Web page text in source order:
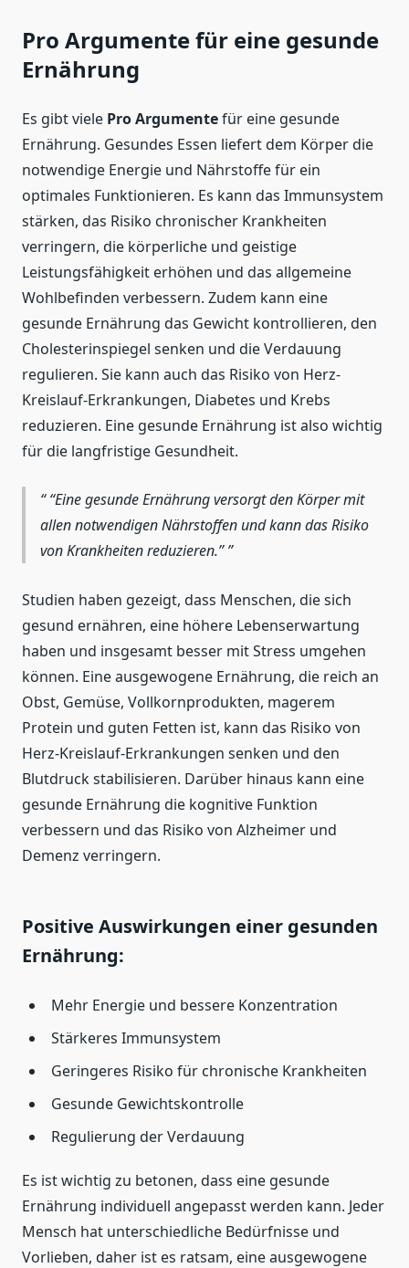
Pro Argumente für eine gesunde
Ernährung
Es gibt viele Pro Argumentefür eine gesunde
Ernährung. Gesundes Essen liefert dem Körper die
notwendige Energie und Nährstoffe für ein
optimales Funktionieren. Es kann das Immunsystem
stärken, das Risiko chronischer Krankheiten
verringern, die körperliche und geistige
Leistungsfähigkeit erhöhen und das allgemeine
Wohlbefinden verbessern. Zudem kann eine
gesunde Ernährung das Gewicht kontrollieren, den
Cholesterinspiegel senken und die Verdauung
regulieren. Sie kann auch das Risiko von Herz-
Kreislauf-Erkrankungen, Diabetes und Krebs
reduzieren. Eine gesunde Ernährung ist also wichtig
für die langfristige Gesundheit.
“Eine gesunde Ernährung versorgt den Körper mit
allen notwendigen Nährstoffen und kann das Risiko
von Krankheiten reduzieren.”
Studien haben gezeigt, dass Menschen, die sich
gesund ernähren, eine höhere Lebenserwartung
haben und insgesamt besser mit Stress umgehen
können. Eine ausgewogene Ernährung, die reich an
Obst, Gemüse, Vollkornprodukten, magerem
Protein und guten Fetten ist, kann das Risiko von
Herz-Kreislauf-Erkrankungen senken und den
Blutdruck stabilisieren. Darüber hinaus kann eine
gesunde Ernährung die kognitive Funktion
verbessern und das Risiko von Alzheimer und
Demenz verringern.
Positive Auswirkungen einer gesunden
Ernährung:
Mehr Energie und bessere Konzentration
Stärkeres Immunsystem
Geringeres Risiko für chronische Krankheiten
Gesunde Gewichtskontrolle
Regulierung der Verdauung
Es ist wichtig zu betonen, dass eine gesunde
Ernährung individuell angepasst werden kann. Jeder
Mensch hat unterschiedliche Bedürfnisse und
Vorlieben, daher ist es ratsam, eine ausgewogene